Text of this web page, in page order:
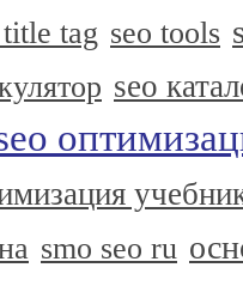
title tag seo tools
seo
smo seo ru